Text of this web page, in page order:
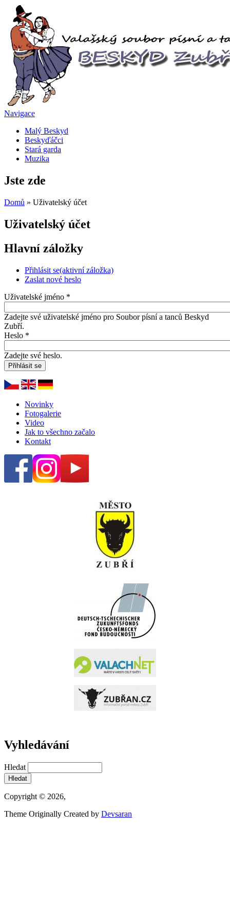
Navigace
Malý Beskyd
Beskyďáčci
Stará garda
Muzika
Jste zde
Domů » Uživatelský účet
Uživatelský účet
Hlavní záložky
Přihlásit se(aktivní záložka)
Zaslat nové heslo
Uživatelské jméno *
Zadejte své uživatelské jméno pro Soubor písní a tanců Beskyd
Zubří.
Heslo *
Zadejte své heslo.
Novinky
Fotogalerie
Video
Jak to všechno začalo
Kontakt
Vyhledávání
Hledat
Copyright © 2026,
Theme Originally Created by Devsaran